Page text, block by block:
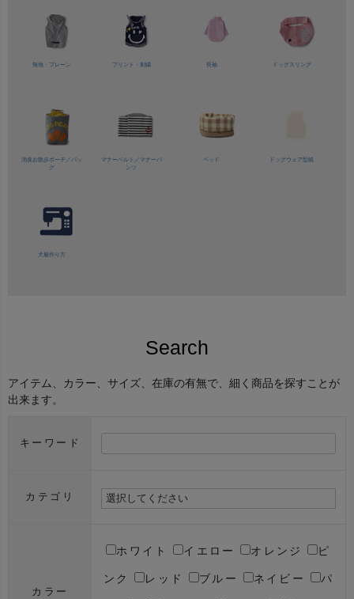
無地・プレーン プリント・刺繍 長袖 ドッグスリング
消臭お散歩ポーチ／バッ
グ
マナーベルト／ マナーパ
ンツ
ベッド ドッグウェア型紙
犬服作り方
Search
アイテム、カラー、サイズ、在庫の有無で、細く商品を探すことが
出来ます。
キーワード
カテゴリ
カラー
ホワイト イエロー オレンジ ピ
ンク レッド ブルー ネイビー パ